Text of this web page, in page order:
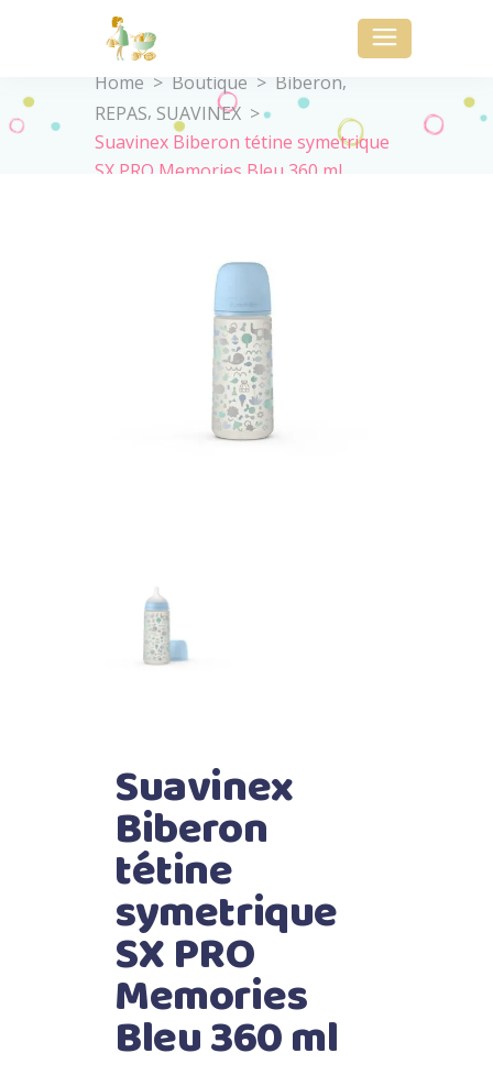
Home > Boutique > Biberon,
REPAS, SUAVINEX >
Suavinex Biberon tétine symetrique
SX PRO Memories Bleu 360 ml
Suavinex
Biberon
tétine
symetrique
SX PRO
Memories
Bleu 360 ml